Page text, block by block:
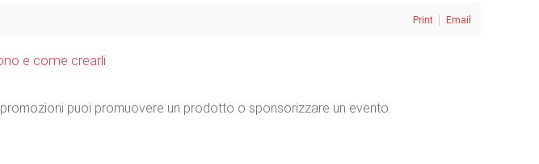
Print Email
puoi promuovere un prodotto o sponsorizzare un evento.